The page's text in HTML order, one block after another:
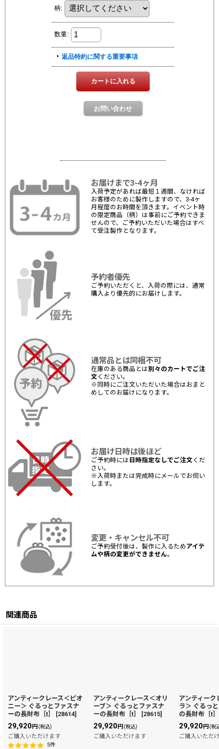
お届けまで3-4ヶ月
入荷予定があれば最短１週間、なければ
お客様のために製作しますので、3-4ヶ
月程度のお時間を頂きます。イベント時
の限定商品（柄）は事前にご予約できま
せんので、ご予約いただいた場合はすべ
て受注製作となります。
予約者優先
ご予約いただくと、入荷の際には、通常
購入より優先的にお届けします。
通常品とは同梱不可
在庫のある商品とは別々のカートでご注
文 ください。
※同時にご注文いただいた場合はおまと
めしてのお届けになります。
お届け日時は後ほど
ご予約時には 日時指定なしでご注文 くだ
さい。
※入荷時または完成時にメールでお伺い
します。
変更・キャンセル不可
ご予約受付後は、製作に入るため アイテ
ムや柄の変更ができません。
関連商品
アンティークレース＜ピオ
ニー＞ ぐるっとファスナ
ーの長財布［t］
[28614]
29,920円(税込)
ご購入いただけます
5件
アンティークレース＜オリ
ーブ＞ ぐるっとファスナ
ーの長財布［t］
[28615]
29,920円(税込)
ご購入いただけます
アンティーク
ラ＞ ぐるっ
の長財布［t］
29,920円(税
ご購入いただ